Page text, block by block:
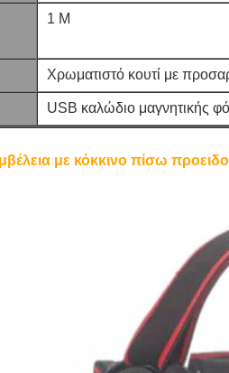
1 Μ
Χρωματιστό κουτί με
USB καλώδιο μαγνητικής
με κόκκινο πίσω